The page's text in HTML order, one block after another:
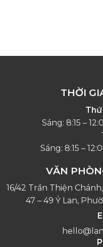
THỜI
Thứ
Sáng: 8:15 –
Sáng: 8:15 –
VĂN
16/42 Trần Thiện
47 – 49 Ỷ Lan,